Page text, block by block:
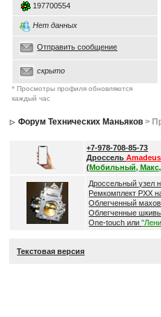
197700554
Нет данных
Отправить сообщение
скрыто
* Просмотры профиля обновляются
каждый час
Форум Технических Маньяков >
+7-978-708-85-73
Дроссель
(Мобильный, Макс,
Дроссельный узел
Ремкомплект РХХ
Облегченный
Облегченные
One-touch или
Текстовая версия